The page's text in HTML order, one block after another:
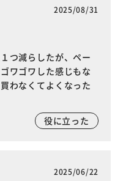
2025/08/31
つ減らしたが、ペー
ワゴワした感じもな
わなくてよくなった
役に立った
2025/06/22